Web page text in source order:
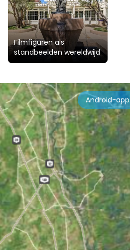
Filmfiguren als
standbeelden wereldwijd
Android-app